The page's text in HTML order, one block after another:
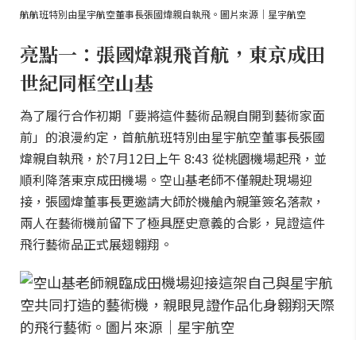
航航班特別由星宇航空董事長張國煒親自執飛。圖片來源｜星宇航空
亮點一：張國煒親飛首航，東京成田
世紀同框空山基
為了履行合作初期「要將這件藝術品親自開到藝術家面
前」的浪漫約定，首航航班特別由星宇航空董事長張國
煒親自執飛，於7月12日上午 8:43 從桃園機場起飛，並
順利降落東京成田機場。空山基老師不僅親赴現場迎
接，張國煒董事長更邀請大師於機艙內親筆簽名落款，
兩人在藝術機前留下了極具歷史意義的合影，見證這件
飛行藝術品正式展翅翱翔。